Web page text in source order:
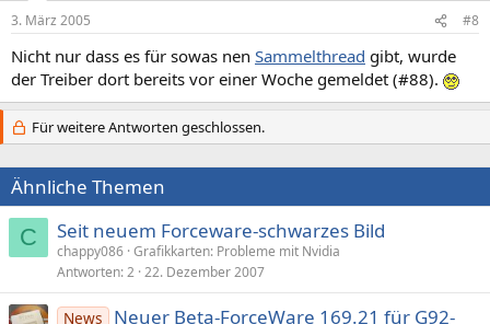
3. März 2005 #8
Nicht nur dass es für sowas nen Sammelthread gibt, wurde
der Treiber dort bereits vor einer Woche gemeldet (#88).
Für weitere Antworten geschlossen.
Ähnliche Themen
C Seit neuem Forceware-schwarzes Bild
chappy086 Grafikkarten: Probleme mit Nvidia
Antworten 2 22. Dezember 2007
News
Neuer Beta-ForceWare 169.21 für G92-